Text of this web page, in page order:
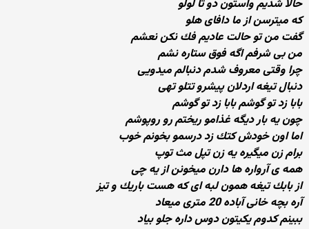
حالا شدیم واستون دو تا لولو
كه میترسن از ما دافای هلو
گفت من تو حالت عادیم فك نكن نعشم
من بی شرفم اگه فوق ستاره نشم
چرا وقتی معروف شدم دنبالم میدویی
دنبال تیغه اردلان پیشرو تتلو تهی
بابا زد تو گوشم بابا زد تو گوشم
چون یه بار دیگه غذامو ریختم رو روپوشم
اما اون خودش كتك زد درسمو بخونم خوب
برام زن میگیره یه زن تپل مث توپ
همه ی آرواره ها دارن میخونن از یه چی
از بابك تیغه همون لبه ای كه هست باریك و تیز
آره بچه خانی آباده 20 متری میعاد
ببینم كدوم یكیتون دوس داره جلو بیاد